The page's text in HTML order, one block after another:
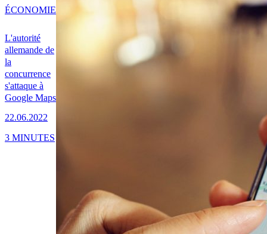
L'autorité
allemande de
la
concurrence
s'attaque à
Google Maps
22.06.2022
ÉCONOMIE
3 MINUTES